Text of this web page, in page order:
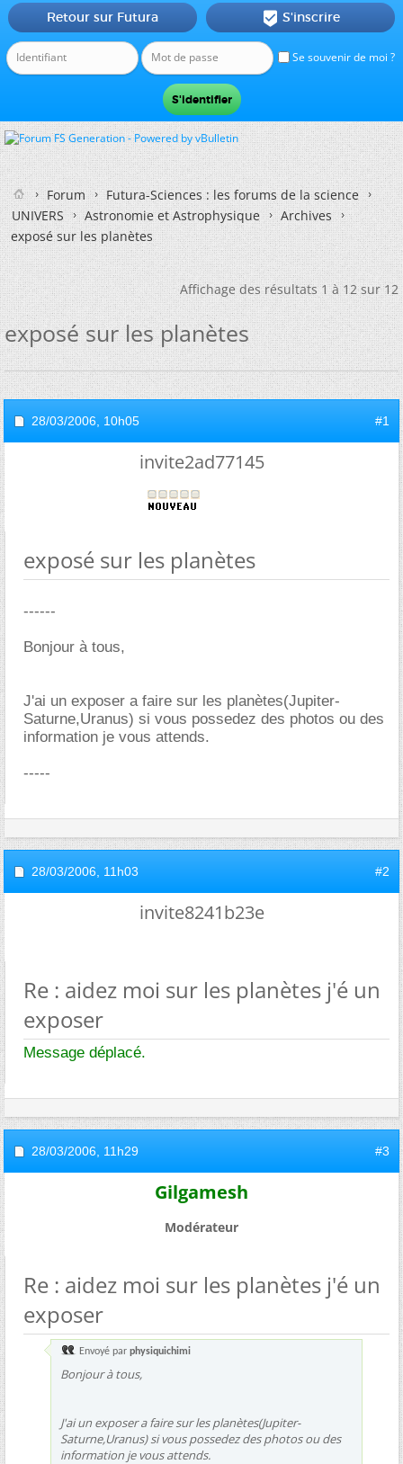
Se souvenir de moi ?
Retour sur Futura  S'inscrire
Forum
Futura-Sciences : les forums de la science
UNIVERS
Astronomie et Astrophysique
Archives
exposé sur les planètes
Affichage des résultats 1 à 12 sur 12
exposé sur les planètes
28/03/2006, 10h05 #1
invite2ad77145
exposé sur les planètes
------
Bonjour à tous,
J'ai un exposer a faire sur les planètes(Jupiter-
Saturne,Uranus) si vous possedez des photos ou des
information je vous attends.
-----
28/03/2006, 11h03 #2
invite8241b23e
Re : aidez moi sur les planètes j'é un
exposer
Message déplacé.
28/03/2006, 11h29 #3
Gilgamesh
Modérateur
Re : aidez moi sur les planètes j'é un
exposer
Envoyé par physiquichimi
Bonjour à tous,
J'ai un exposer a faire sur les planètes(Jupiter-
Saturne,Uranus) si vous possedez des photos ou des
information je vous attends.